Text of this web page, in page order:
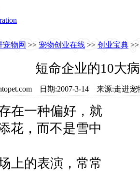
宠物网 >> 宠物创业在线 >> 创业宝典
短命企业的10大
日期:2007-3-14 来源:走
在一种偏好，就
花，而不是雪中
上的表演，常常